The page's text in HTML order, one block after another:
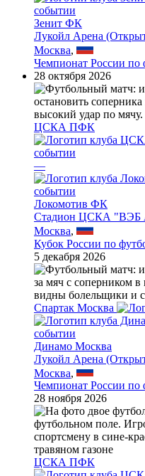
Зенит ФК
Лукойл Арена
Москва,
Чемпионат России
28 октября 2026
ЦСКА ПФК
—
Локомотив ФК
Стадион ЦСКА "ВЭБ
Москва,
Кубок России по
5 декабря 2026
Спартак Москва
Динамо Москва
Лукойл Арена
Москва,
Чемпионат России
28 ноября 2026
ЦСКА ПФК